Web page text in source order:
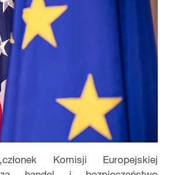
,członek Komisji Europejskiej